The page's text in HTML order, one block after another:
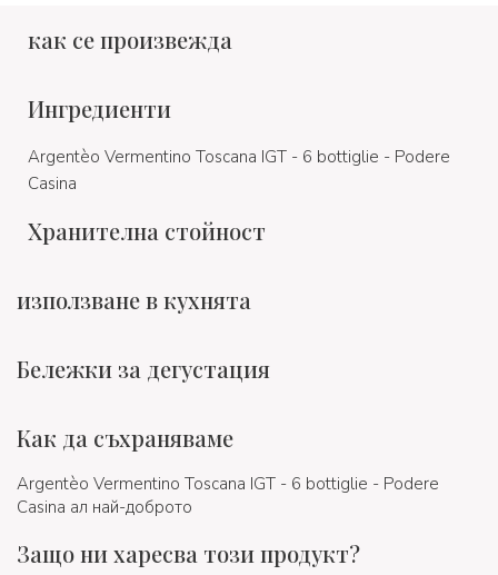
как се произвежда
Ингредиенти
Argentèo Vermentino Toscana IGT - 6 bottiglie - Podere
Casina
Хранителна стойност
използване в кухнята
Бележки за дегустация
Как да съхраняваме
Argentèo Vermentino Toscana IGT - 6 bottiglie - Podere
Casina ал най-доброто
Защо ни харесва този продукт?